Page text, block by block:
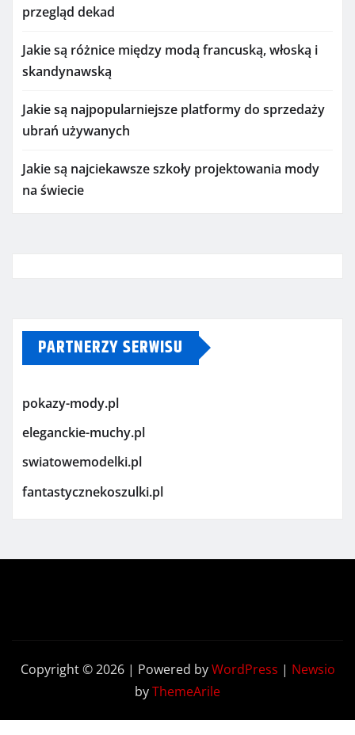
przegląd dekad
Jakie są różnice między modą francuską, włoską i
skandynawską
Jakie są najpopularniejsze platformy do sprzedaży
ubrań używanych
Jakie są najciekawsze szkoły projektowania mody
na świecie
PARTNERZY SERWISU
pokazy-mody.pl
eleganckie-muchy.pl
swiatowemodelki.pl
fantastycznekoszulki.pl
Copyright © 2026 | Powered byWordPress | Newsio
byThemeArile